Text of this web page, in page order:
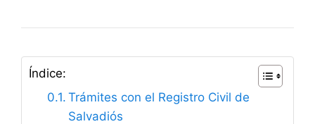
Índice:
Trámites con el Registro Civil de
Salvadiós